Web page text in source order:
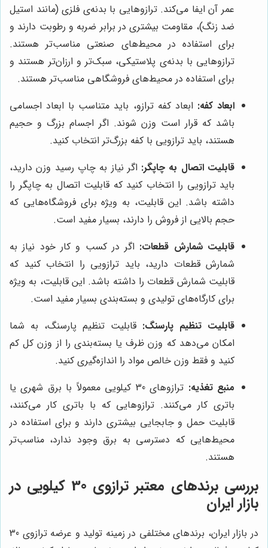
عمر آن ایفا می‌کند. ترازوهایی با بدنه‌ی فلزی (مانند استیل
ضد زنگ)، مقاومت بیشتری در برابر ضربه و رطوبت دارند و
برای استفاده در محیط‌های صنعتی مناسب‌تر هستند.
ترازوهایی با بدنه‌ی پلاستیکی، سبک‌تر و ارزان‌تر هستند و
برای استفاده در محیط‌های فروشگاهی مناسب‌تر هستند.
ابعاد کفه: ابعاد کفه ترازو، باید متناسب با ابعاد اجسامی
باشد که قرار است وزن شوند. اگر اجسام بزرگ و حجیم
هستند، باید ترازویی با کفه بزرگ‌تر انتخاب کنید.
قابلیت اتصال به چاپگر: اگر نیاز به چاپ رسید وزن دارید،
باید ترازویی را انتخاب کنید که قابلیت اتصال به چاپگر را
داشته باشد. این قابلیت، به ویژه برای فروشگاه‌هایی که
حجم بالایی از فروش را دارند، بسیار مفید است.
قابلیت شمارش قطعات: اگر در کسب و کار خود نیاز به
شمارش قطعات دارید، باید ترازویی را انتخاب کنید که
قابلیت شمارش قطعات را داشته باشد. این قابلیت، به ویژه
برای کارگاه‌های تولیدی و بسته‌بندی بسیار مفید است.
قابلیت تنظیم پارسنگ: قابلیت تنظیم پارسنگ، به شما
امکان می‌دهد که وزن ظرف یا بسته‌بندی را از وزن کل کم
کنید و فقط وزن خالص مواد را اندازه‌گیری کنید.
منبع تغذیه:
ترازوهای 30 کیلویی معمولاً با برق شهری یا
باتری کار می‌کنند. ترازوهایی که با باتری کار می‌کنند،
قابلیت حمل و جابجایی بیشتری دارند و برای استفاده در
محیط‌هایی که دسترسی به برق وجود ندارد، مناسب‌تر
هستند.
بررسی برندهای معتبر ترازوی 30 کیلویی در
بازار ایران
در بازار ایران، برندهای مختلفی در زمینه تولید و عرضه ترازوی 30